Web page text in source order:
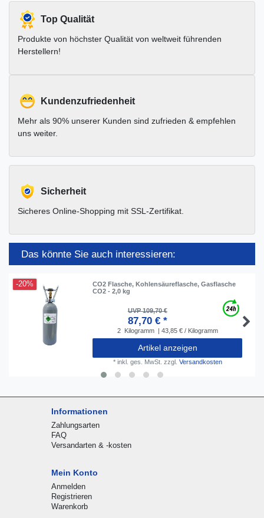
Top Qualität
Produkte von höchster Qualität von weltweit führenden
Herstellern!
Kundenzufriedenheit
Mehr als 90% unserer Kunden sind zufrieden & empfehlen
uns weiter.
Sicherheit
Sicheres Online-Shopping mit SSL-Zertifikat.
Das könnte Sie auch interessieren:
-20%
CO2 Flasche, Kohlensäureflasche, Gasflasche
CO2 - 2,0 kg
UVP 109,70 €
87,70 € *
2 Kilogramm | 43,85 € / Kilogramm
Artikel anzeigen
* inkl. ges. MwSt. zzgl. Versandkosten
Informationen
Zahlungsarten
FAQ
Versandarten & -kosten
Mein Konto
Anmelden
Registrieren
Warenkorb